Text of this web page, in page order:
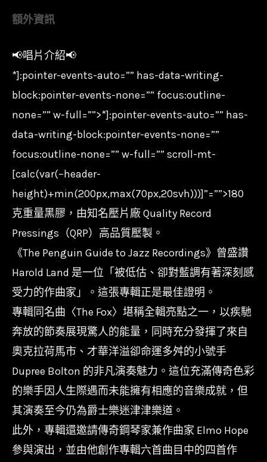
德
德
Harold
Land
-
The
Fox/180g/CR00708
數
額外資訊
📢唱片介紹📢
*]:pointer-events-auto=”” has-data-writing-
block:pointer-events-none=”” focus:outline-
none=”” w-full=””>*]:pointer-events-auto=”” has-
data-writing-block:pointer-events-none=””
focus:outline-none=”” w-full=”” scroll-mt-
[calc(var(–header-
height)+min(200px,max(70px,20svh)))]”=””>180
克重量黑膠，由知名壓片廠 Quality Record
Pressings（QRP）高品質壓製。
《The Penguin Guide to Jazz Recordings》曾盛讚
Harold Land 是一位「被低估、卻對藍調有著深刻感
受力的作曲家」。這張專輯正是最佳證明。
專輯同名曲〈The Fox〉堪稱全輯亮點之一，以疾馳
奔放的節奏展現驚人的能量，同時充分發揮了來自
奧克拉荷馬市、才華洋溢卻命運多舛的小號手
Dupree Bolton 的非凡演奏魅力。這位充滿傳奇色彩
的樂手因人生際遇而未能擁有相應的音樂成就，但
其演奏至今仍為爵士樂迷津津樂道。
此外，專輯還邀請傳奇鋼琴家兼作曲家 Elmo Hope
參與演出，並由他創作專輯六首曲目中的四首作